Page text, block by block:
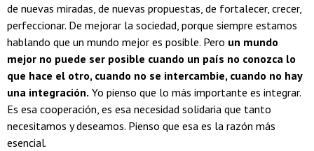
de nuevas miradas, de nuevas propuestas, de fortalecer, crecer,
perfeccionar. De mejorar la sociedad, porque siempre estamos
hablando que un mundo mejor es posible. Pero un mundo
mejor no puede ser posible cuando un país no conozca lo
que hace el otro, cuando no se intercambie, cuando no hay
una integración. Yo pienso que lo más importante es integrar.
Es esa cooperación, es esa necesidad solidaria que tanto
necesitamos y deseamos. Pienso que esa es la razón más
esencial.